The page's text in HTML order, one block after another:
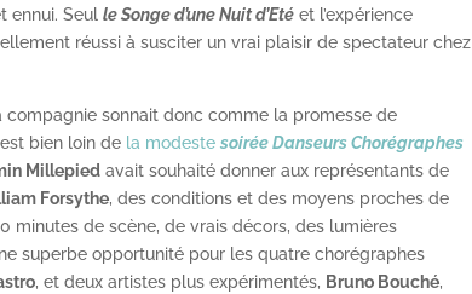
ennui. Seulle Songe d’une Nuit d’Eté et l’expérience
réussi à susciter un vrai plaisir de spectateur chez
sonnait donc comme la promesse de
bien loin de la modestesoirée Danseurs Chorégraphes
Millepied avait souhaité donner aux représentants de
Forsythe, des conditions et des moyens proches de
minutes de scène, de vrais décors, des lumières
superbe opportunité pour les quatre chorégraphes
, et deux artistes plus expérimentés, Bruno Bouché,